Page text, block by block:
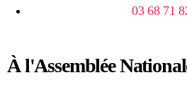
03 68 71
À l'Assemblée